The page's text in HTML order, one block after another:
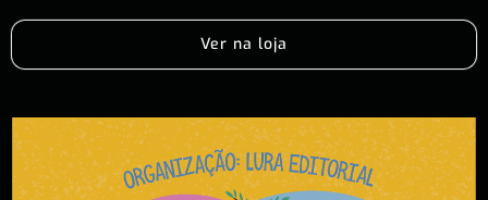
Ver na loja